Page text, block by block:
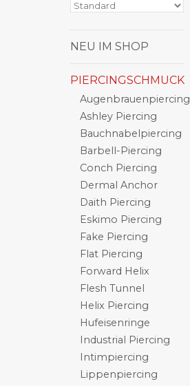
NEU IM SHOP
PIERCINGSCHMUCK
Augenbrauenpiercing
Ashley Piercing
Bauchnabelpiercing
Barbell-Piercing
Conch Piercing
Dermal Anchor
Daith Piercing
Eskimo Piercing
Fake Piercing
Flat Piercing
Forward Helix
Flesh Tunnel
Helix Piercing
Hufeisenringe
Industrial Piercing
Intimpiercing
Lippenpiercing